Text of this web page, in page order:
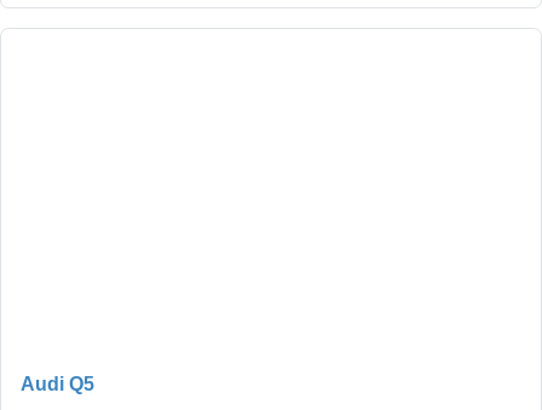
Audi Q5